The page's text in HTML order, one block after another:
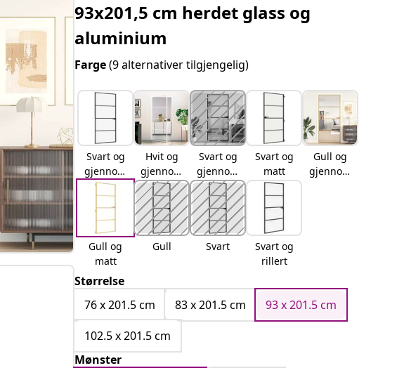
93x201,5 cm herdet glass og
aluminium
Farge(9 alternativer tilgjengelig)
Svart og
gjennom
siktig
Hvit og
gjennom
siktig
Svart og
gjennom
siktig og
matt
Svart og
matt
Gull og
gjennom
Gull og
matt
Gull Svart
Svart og
rillert
Størrelse
76 x 201.5 cm
83 x 201.5 cm
93 x 201.5 cm
102.5 x 201.5 cm
Mønster